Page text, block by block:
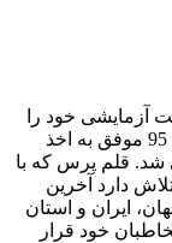
پرس از دی ماه سال 94 فعالیت آزمایشی خود را
آغاز کرد و پس از آن در 13 اردیبهشت ماه سال 95 موفق به اخذ
شد. قلم پرس که با
تلاش دارد آخرین
ایران و استان
خود قرار